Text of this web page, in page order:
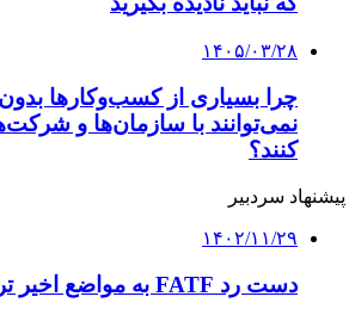
کلیه حقوق متعلق به راهیان اقتصادی می باشد